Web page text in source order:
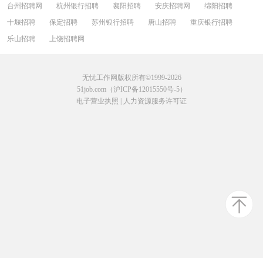
台州招聘网
杭州银行招聘 襄阳招聘 安庆招聘网
绵阳招聘
十堰招聘
保定招聘 苏州银行招聘 唐山招聘
重庆银行招聘
乐山招聘
上饶招聘网
无忧工作网版权所有©1999-2026
51job.com（沪ICP备12015550号-5）
电子营业执照
人力资源服务许可证